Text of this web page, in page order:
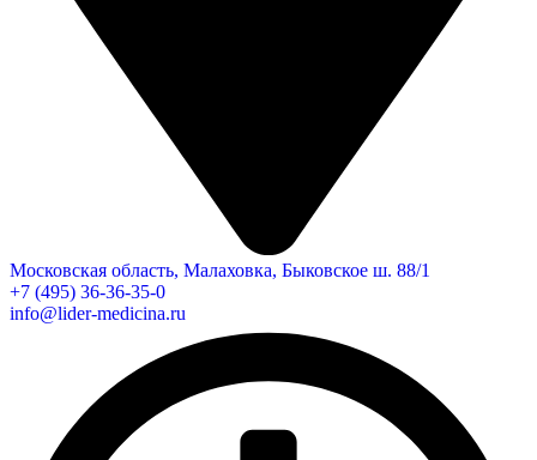
Московская область, Малаховка, Быковское ш. 88/1
+7 (495) 36-36-35-0
info@lider-medicina.ru